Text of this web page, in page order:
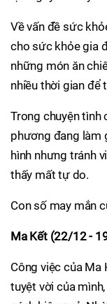
Về vấn đề sức
cho sức khỏe gia
những món ăn
nhiều thời gian để
Trong chuyện tình
phương đang làm
hình nhưng tránh
thấy mất tự do.
Con số may mắn
Ma Kết (22/12 -
Công việc của Ma
tuyệt vời của